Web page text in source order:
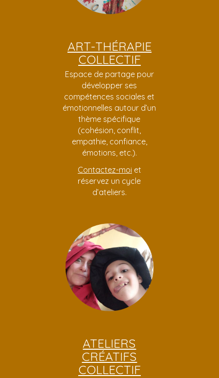
ART-THÉRAPIE
COLLECTIF
Espace de partage pour
développer ses
compétences sociales et
émotionnelles autour d’un
thème spécifique
(cohésion, conflit,
empathie, confiance,
émotions, etc.).
Contactez-moi et
réservez un cycle
d’ateliers.
ATELIERS
CRÉATIFS
COLLECTIF